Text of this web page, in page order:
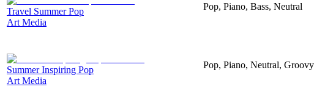
Travel Summer Pop
Art Media
Pop, Piano, Bass, Neutral
Summer Inspiring Pop
Art Media
Pop, Piano, Neutral, Groovy